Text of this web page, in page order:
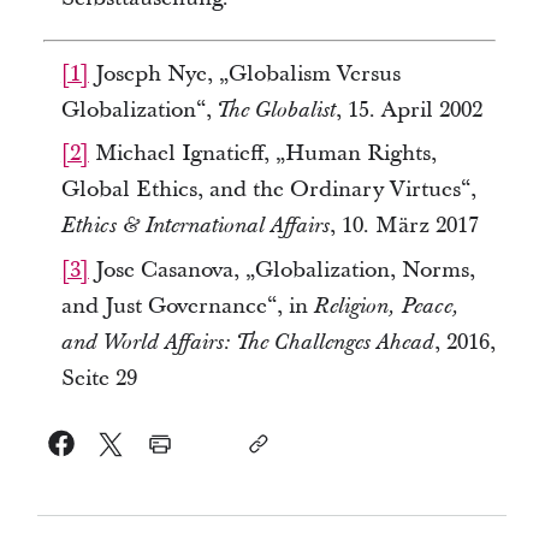
[1] Joseph Nye, „Globalism Versus
Globalization“, The Globalist, 15. April 2002
[2] Michael Ignatieff, „Human Rights,
Global Ethics, and the Ordinary Virtues“,
Ethics & International Affairs, 10. März 2017
[3] Jose Casanova, „Globalization, Norms,
and Just Governance“, in Religion, Peace,
and World Affairs: The Challenges Ahead, 2016,
Seite 29